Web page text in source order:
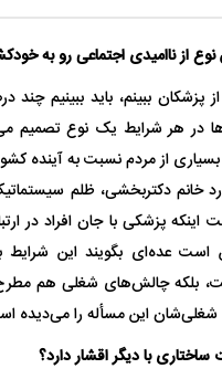
نوع از ناامیدی اجتماعی رو به
پزشکان ببینم، باید ببینیم
در هر شرایط یک نوع تصمیم
از مردم نسبت به آینده‌
دکتربخشی، ظلم
پزشکی با جان افراد در
عده‌ای بگویند این
بلکه چالش‌های شغلی هم
این مسأله را می‌دیده
با دیگر اقشار دارد؟